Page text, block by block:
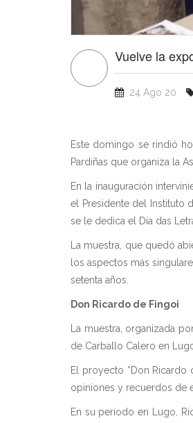
Vuelve la
24 Ago 20
Este domingo se rindió
Pardiñas que organiza la
En la inauguración
el Presidente del Instituto
se le dedica el Día das
La muestra, que quedó
los aspectos más
setenta años.
Don Ricardo de Fingoi
La muestra, organizada
de Carballo Calero en
El proyecto “Don
opiniones y recuerdos de
En su período en Lugo,